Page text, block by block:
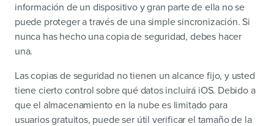
información de un dispositivo y gran parte de ella no se
puede proteger a través de una simple sincronización. Si
nunca has hecho una copia de seguridad, debes hacer
una.
Las copias de seguridad no tienen un alcance fijo, y usted
tiene cierto control sobre qué datos incluirá iOS. Debido a
que el almacenamiento en la nube es limitado para
usuarios gratuitos, puede ser útil verificar el tamaño de la